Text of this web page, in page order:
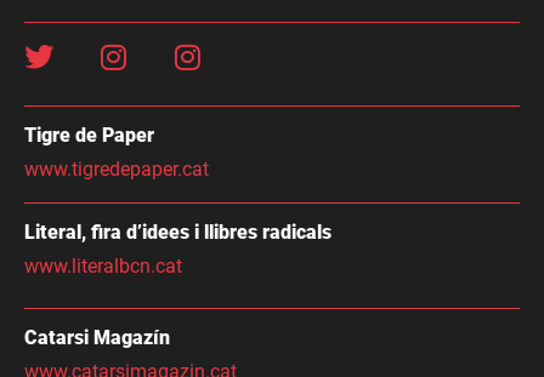
Tigre de Paper
www.tigredepaper.cat
Literal, fira d’idees i llibres radicals
www.literalbcn.cat
Catarsi Magazín
www.catarsimagazin.cat